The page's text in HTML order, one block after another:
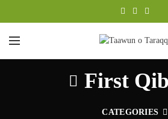
First
CATEGORIES